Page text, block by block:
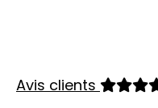
Avis clients